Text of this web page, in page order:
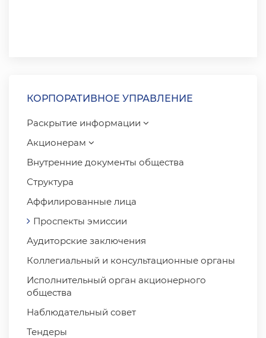
КОРПОРАТИВНОЕ УПРАВЛЕНИЕ
Раскрытие информации
Акционерам
Внутренние документы общества
Структура
Аффилированные лица
Проспекты эмиссии
Аудиторские заключения
Коллегиальный и консультационные органы
Исполнительный орган акционерного
общества
Наблюдательный совет
Тендеры